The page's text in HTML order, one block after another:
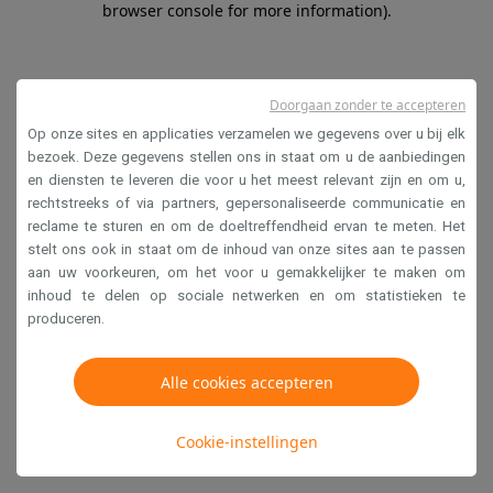
browser console for more information).
Op onze sites en applicaties verzamelen we gegevens over u bij elk
bezoek. Deze gegevens stellen ons in staat om u de aanbiedingen
en diensten te leveren die voor u het meest relevant zijn en om u,
rechtstreeks of via partners, gepersonaliseerde communicatie en
reclame te sturen en om de doeltreffendheid ervan te meten. Het
stelt ons ook in staat om de inhoud van onze sites aan te passen
aan uw voorkeuren, om het voor u gemakkelijker te maken om
inhoud te delen op sociale netwerken en om statistieken te
produceren.
Alle cookies accepteren
Cookie-instellingen
Doorgaan zonder te accepteren